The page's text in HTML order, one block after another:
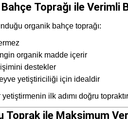
Toprağı ile Verimli
organik bahçe toprağı:
organik madde içerir
destekler
yetiştiriciliği için idealdir
yetiştirmenin ilk adımı doğru
Toprak ile Maksimum